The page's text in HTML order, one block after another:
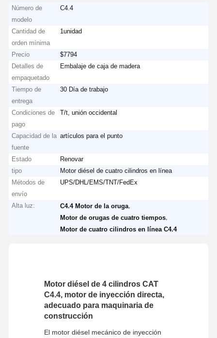
Número de
modelo
C4.4
Cantidad de
orden mínima
1unidad
Precio
$7794
Detalles de
empaquetado
Embalaje de caja de madera
Tiempo de
entrega
30 Día de trabajo
Condiciones de
pago
T/t, unión occidental
Capacidad de la
fuente
artículos para el punto
Estado
Renovar
tipo
Motor diésel de cuatro cilindros en línea
Métodos de
envío
UPS/DHL/EMS/TNT/FedEx
Alta luz: C4.4 Motor de la oruga
Motor de orugas de cuatro tiempos
Motor de cuatro cilindros en línea C4.4
Motor diésel de 4 cilindros CAT
C4.4, motor de inyección directa,
adecuado para maquinaria de
construcción
El motor diésel mecánico de inyección